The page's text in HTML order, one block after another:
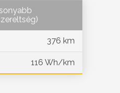
376 km
116 Wh/km